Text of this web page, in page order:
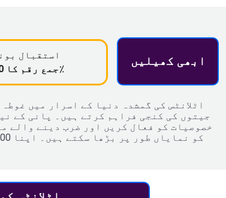
استقبال
جمع رقم کا 100٪
ابھی کھیلیں
اٹلانٹس کی گمشدہ دنیا کے اسرار میں
جیتوں کی کنجی فراہم کرتے ہیں۔ پانی کے
خصوصیات کو فعال کریں اور ضرب دینے والے